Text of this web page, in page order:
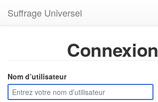
Suffrage Universel
Connexion
Nom d’utilisateur